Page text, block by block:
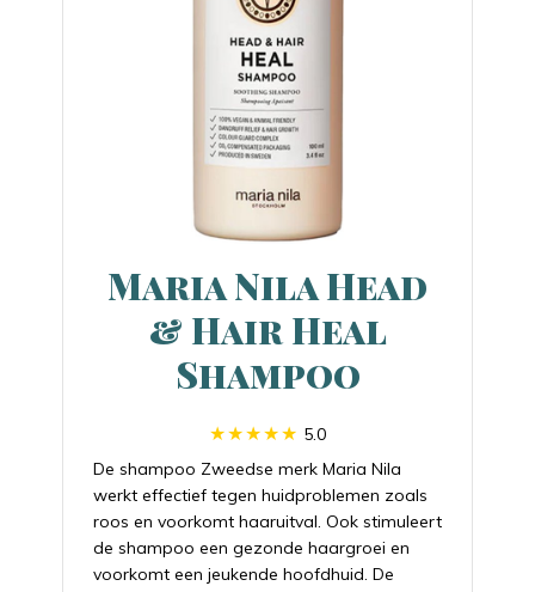
Maria Nila Head
& Hair Heal
Shampoo
5.0
De shampoo Zweedse merk Maria Nila
werkt effectief tegen huidproblemen zoals
roos en voorkomt haaruitval. Ook stimuleert
de shampoo een gezonde haargroei en
voorkomt een jeukende hoofdhuid. De